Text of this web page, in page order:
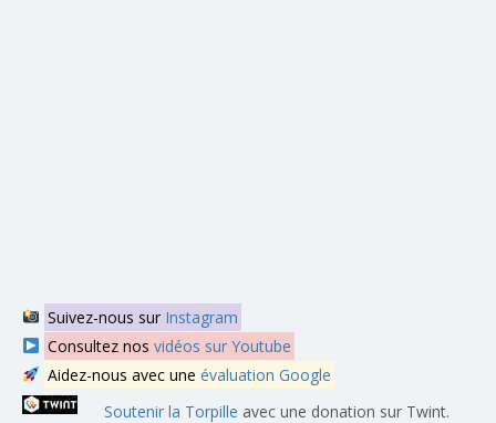
Suivez-nous sur Instagram
Consultez nos vidéos sur Youtube
Aidez-nous avec une évaluation Google
Soutenir la Torpille avec une donation sur Twint.